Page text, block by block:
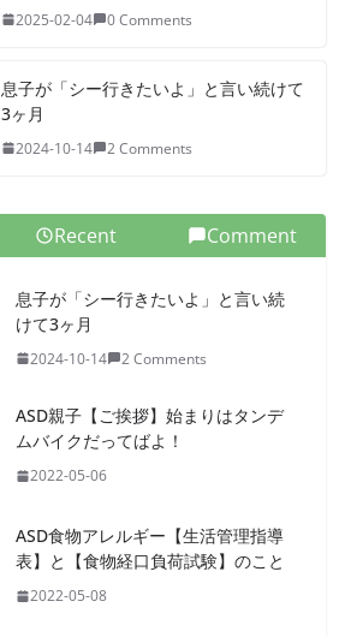
2025-02-04 0 Comments
息子が「シー行きたいよ」と言い続けて
3ヶ月
2024-10-14 2 Comments
Recent Comment
息子が「シー行きたいよ」と言い続
けて3ヶ月
2024-10-14 2 Comments
ASD親子【ご挨拶】始まりはタンデ
ムバイクだってばよ！
2022-05-06
ASD食物アレルギー【生活管理指導
表】と【食物経口負荷試験】のこと
2022-05-08